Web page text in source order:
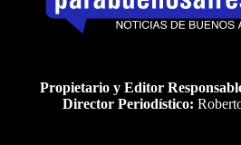
Propietario y Editor
Director Periodístico: